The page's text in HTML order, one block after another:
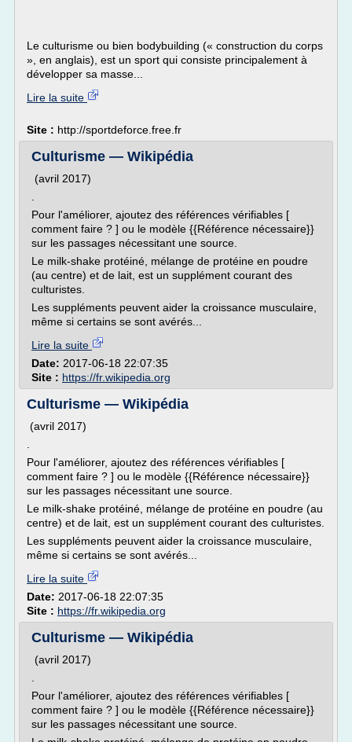
Le culturisme ou bien bodybuilding (« construction du corps
», en anglais), est un sport qui consiste principalement à
développer sa masse...
Lire la suite
Site : http://sportdeforce.free.fr
Culturisme — Wikipédia
(avril 2017)
Pour l'améliorer, ajoutez des références vérifiables [
comment faire ? ] ou le modèle {{Référence nécessaire}}
sur les passages nécessitant une source.
Le milk-shake protéiné, mélange de protéine en poudre
(au centre) et de lait, est un supplément courant des
culturistes.
Les suppléments peuvent aider la croissance musculaire,
même si certains se sont avérés...
Lire la suite
Date: 2017-06-18 22:07:35
Site : https://fr.wikipedia.org
Culturisme — Wikipédia
(avril 2017)
Pour l'améliorer, ajoutez des références vérifiables [
comment faire ? ] ou le modèle {{Référence nécessaire}}
sur les passages nécessitant une source.
Le milk-shake protéiné, mélange de protéine en poudre (au
centre) et de lait, est un supplément courant des culturistes.
Les suppléments peuvent aider la croissance musculaire,
même si certains se sont avérés...
Lire la suite
Date: 2017-06-18 22:07:35
Site : https://fr.wikipedia.org
Culturisme — Wikipédia
(avril 2017)
Pour l'améliorer, ajoutez des références vérifiables [
comment faire ? ] ou le modèle {{Référence nécessaire}}
sur les passages nécessitant une source.